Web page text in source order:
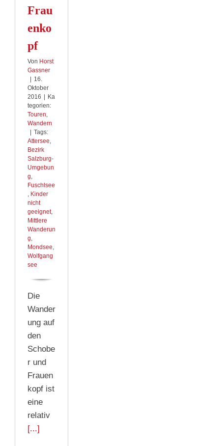
Frau
enko
pf
Von Horst
Gassner
16.
Oktober
2016
Ka
tegorien:
Touren,
Wandern
Tags:
Attersee,
Bezirk
Salzburg-
Umgebun
g,
Fuschlsee
, Kinder
nicht
geeignet,
Mittlere
Wanderun
g,
Mondsee,
Wolfgang
see
Die
Wander
ung auf
den
Schobe
r und
Frauen
kopf ist
eine
relativ
[...]